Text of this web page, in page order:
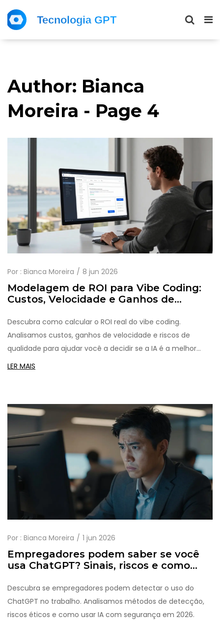
Author: Bianca
Moreira - Page 4
Por : Bianca Moreira 8 jun 2026
Modelagem de ROI para Vibe Coding:
Custos, Velocidade e Ganhos de
Descubra como calcular o ROI real do vibe coding.
Analisamos custos, ganhos de velocidade e riscos de
qualidade para ajudar você a decidir se a IA é a melhor
opção para seu desenvolvimento de software.
LER MAIS
Por : Bianca Moreira 1 jun 2026
Empregadores podem saber se você
usa ChatGPT? Sinais, riscos e como
Descubra se empregadores podem detectar o uso do
ChatGPT no trabalho. Analisamos métodos de detecção,
riscos éticos e como usar IA com segurança em 2026.